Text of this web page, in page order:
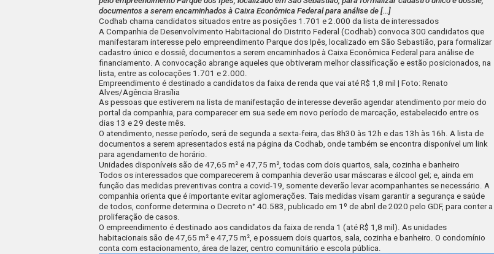
documentos a serem encaminhados à Caixa Econômica Federal para análise de […]
Codhab chama candidatos situados entre as posições 1.701 e 2.000 da lista de interessados
A Companhia de Desenvolvimento Habitacional do Distrito Federal (Codhab) convoca 300 candidatos que
manifestaram interesse pelo empreendimento Parque dos Ipês, localizado em São Sebastião, para formalizar
cadastro único e dossiê, documentos a serem encaminhados à Caixa Econômica Federal para análise de
financiamento. A convocação abrange aqueles que obtiveram melhor classificação e estão posicionados, na
lista, entre as colocações 1.701 e 2.000.
Empreendimento é destinado a candidatos da faixa de renda que vai até R$ 1,8 mil | Foto: Renato
Alves/Agência Brasília
As pessoas que estiverem na lista de manifestação de interesse deverão agendar atendimento por meio do
portal da companhia, para comparecer em sua sede em novo período de marcação, estabelecido entre os
dias 13 e 29 deste mês.
O atendimento, nesse período, será de segunda a sexta-feira, das 8h30 às 12h e das 13h às 16h. A lista de
documentos a serem apresentados está napágina da Codhab, onde também se encontra disponível um link
para agendamento de horário.
Unidades disponíveis são de 47,65 m² e 47,75 m², todas com dois quartos, sala, cozinha e banheiro
Todos os interessados que comparecerem à companhia deverão usar máscaras e álcool gel; e, ainda em
função das medidas preventivas contra a covid-19, somente deverão levar acompanhantes se necessário. A
companhia orienta que é importante evitar aglomerações. Tais medidas visam garantir a segurança e saúde
de todos, conforme determina o Decreto n° 40.583, publicado em 1º de abril de 2020 pelo GDF, para conter a
proliferação de casos.
O empreendimento é destinado aos candidatos da faixa de renda 1 (até R$ 1,8 mil). As unidades
habitacionais são de 47,65 m² e 47,75 m², e possuem dois quartos, sala, cozinha e banheiro. O condomínio
conta com estacionamento, área de lazer, centro comunitário e escola pública.